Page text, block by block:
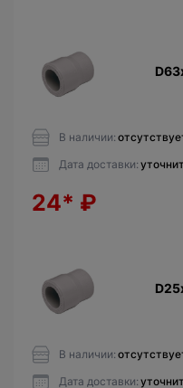
В наличии:
Дата доставки:
24* ₽
В наличии:
Дата доставки: